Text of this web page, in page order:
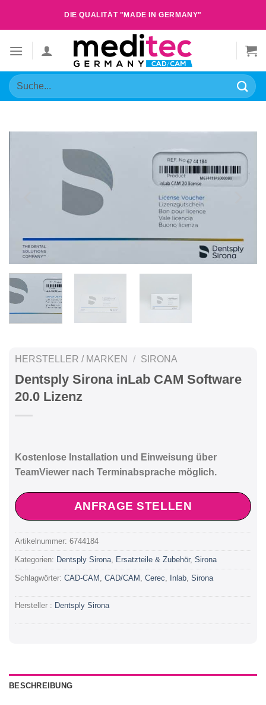
DIE QUALITÄT "MADE IN GERMANY"
Suche
nach:
HERSTELLER / MARKEN / SIRONA
Dentsply Sirona inLab CAM Software
20.0 Lizenz
Kostenlose Installation und Einweisung über
TeamViewer nach Terminabsprache möglich.
ANFRAGE STELLEN
Artikelnummer: 6744184
Kategorien: Dentsply Sirona, Ersatzteile & Zubehör, Sirona
Schlagwörter: CAD-CAM , CAD/CAM , Cerec, Inlab, Sirona
Hersteller : Dentsply Sirona
BESCHREIBUNG